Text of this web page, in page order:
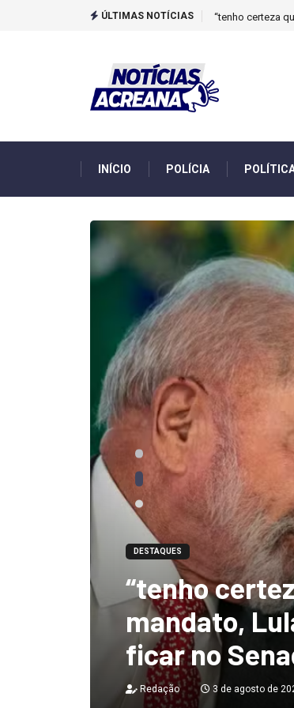
ÚLTIMAS NOTÍCIAS Novo boletim
INÍCIO POLÍCIA
DESTAQUES
“tenho
mandato,
ficar no
Redação 3 de agosto de